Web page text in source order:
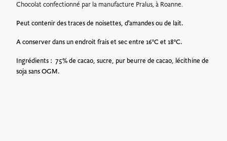
Chocolat confectionné par la manufacture Pralus, à Roanne.
Peut contenir des traces de noisettes, d'amandes ou de lait.
A conserver dans un endroit frais et sec entre 16°C et 18°C.
Ingrédients : 75% de cacao, sucre, pur beurre de cacao, lécithine de
soja sans OGM.